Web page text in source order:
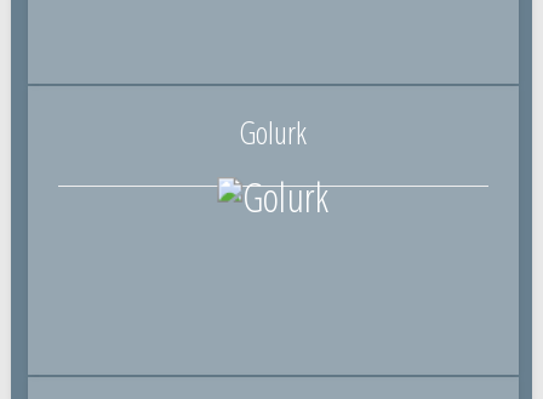
Golurk